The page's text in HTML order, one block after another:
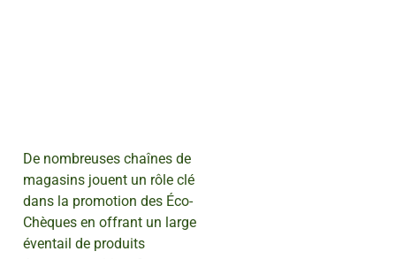
De nombreuses chaînes de
magasins jouent un rôle clé
dans la promotion des Éco-
Chèques en offrant un large
éventail de produits